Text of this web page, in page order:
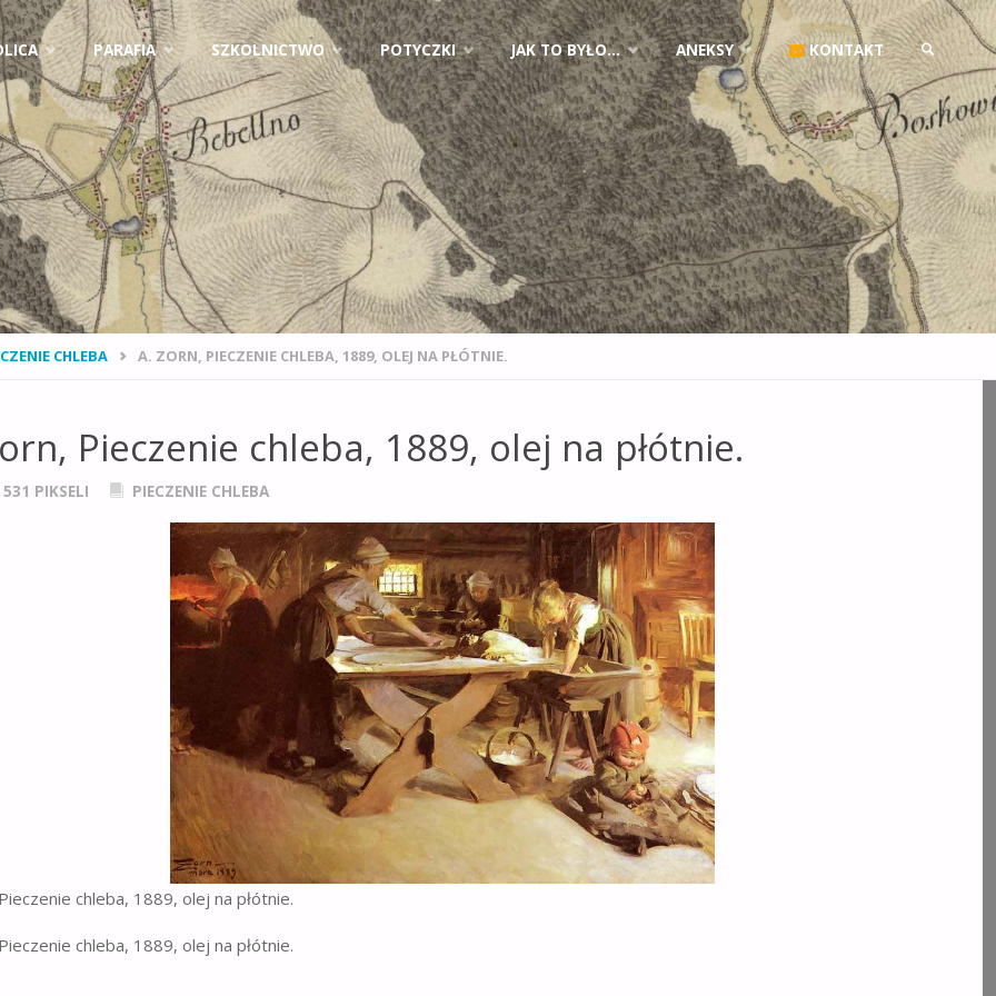
PARAFIA SZKOLNICTWO POTYCZKI JAK TO BYŁO… ANEKSY KONTAKT
SZUKAJ
CHLEBA A. ZORN, PIECZENIE CHLEBA, 1889, OLEJ NA PŁÓTNIE.
Pieczenie chleba, 1889, olej na płótnie.
PIKSELI PIECZENIE CHLEBA
chleba, 1889, olej na płótnie.
chleba, 1889, olej na płótnie.